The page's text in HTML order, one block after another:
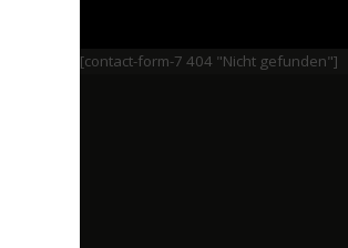
[contact-form-7 404 "Nicht gefunden"]